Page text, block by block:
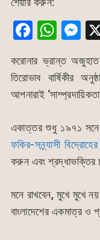
F
c
e
o
o
k
W
at
s
A
p
p
M
s
s
n
g
er
করোনার ভ্রান্ত অজুহাত
তিরোভাব বার্ষিকীর
আপনারাই
একাত্তর শুধু ১৯৭১
ফকির-সন্ন্যাসী
করুন এবং শ্রদ্ধাভক্তির
মনে রাখবেন, মুখে মুখে
বাংলাদেশের একমাত্র ও